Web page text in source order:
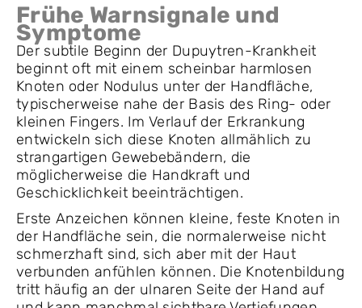
Frühe Warnsignale und
Symptome
Der subtile Beginn der Dupuytren-Krankheit
beginnt oft mit einem scheinbar harmlosen
Knoten oder Nodulus unter der Handfläche,
typischerweise nahe der Basis des Ring- oder
kleinen Fingers. Im Verlauf der Erkrankung
entwickeln sich diese Knoten allmählich zu
strangartigen Gewebebändern, die
möglicherweise die Handkraft und
Geschicklichkeit beeinträchtigen.
Erste Anzeichen können kleine, feste Knoten in
der Handfläche sein, die normalerweise nicht
schmerzhaft sind, sich aber mit der Haut
verbunden anfühlen können. Die Knotenbildung
tritt häufig an der ulnaren Seite der Hand auf